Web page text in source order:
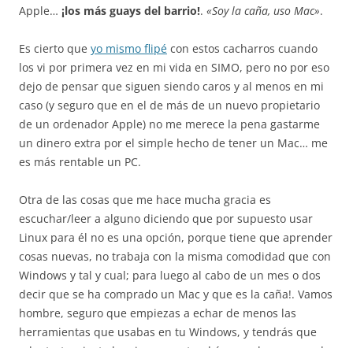
Apple… ¡los más guays del barrio!. «Soy la caña, uso Mac».
Es cierto que yo mismo flipé con estos cacharros cuando
los vi por primera vez en mi vida en SIMO, pero no por eso
dejo de pensar que siguen siendo caros y al menos en mi
caso (y seguro que en el de más de un nuevo propietario
de un ordenador Apple) no me merece la pena gastarme
un dinero extra por el simple hecho de tener un Mac… me
es más rentable un PC.
Otra de las cosas que me hace mucha gracia es
escuchar/leer a alguno diciendo que por supuesto usar
Linux para él no es una opción, porque tiene que aprender
cosas nuevas, no trabaja con la misma comodidad que con
Windows y tal y cual; para luego al cabo de un mes o dos
decir que se ha comprado un Mac y que es la caña!. Vamos
hombre, seguro que empiezas a echar de menos las
herramientas que usabas en tu Windows, y tendrás que